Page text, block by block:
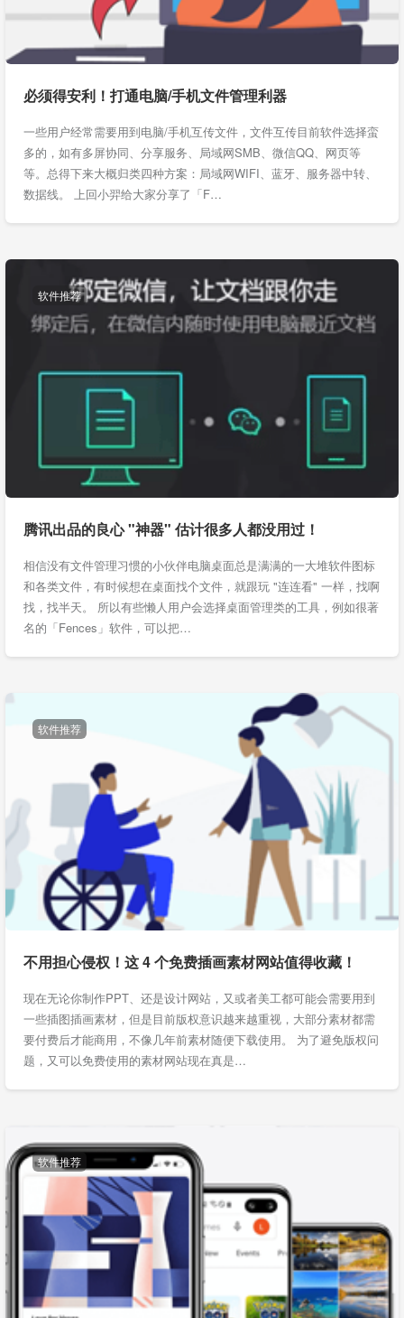
必须得安利！打通电脑/手机文件管理利器
一些用户经常需要用到电脑/手机互传文件，文件互传目前软件选择蛮
多的，如有多屏协同、分享服务、局域网SMB、微信QQ、网页等
等。总得下来大概归类四种方案：局域网WIFI、蓝牙、服务器中转、
数据线。 上回小羿给大家分享了「F…
软件推荐
腾讯出品的良心 "神器" 估计很多人都没用过！
相信没有文件管理习惯的小伙伴电脑桌面总是满满的一大堆软件图标
和各类文件，有时候想在桌面找个文件，就跟玩 "连连看" 一样，找啊
找，找半天。 所以有些懒人用户会选择桌面管理类的工具，例如很著
名的「Fences」软件，可以把…
软件推荐
不用担心侵权！这 4 个免费插画素材网站值得收藏！
现在无论你制作PPT、还是设计网站，又或者美工都可能会需要用到
一些插图插画素材，但是目前版权意识越来越重视，大部分素材都需
要付费后才能商用，不像几年前素材随便下载使用。 为了避免版权问
题，又可以免费使用的素材网站现在真是…
软件推荐